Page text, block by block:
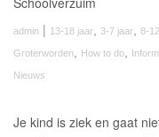
admin | 13-18 jaar 3-7 jaar 8-
Groterworden How to do
Nieuws
Je kind is ziek en gaat